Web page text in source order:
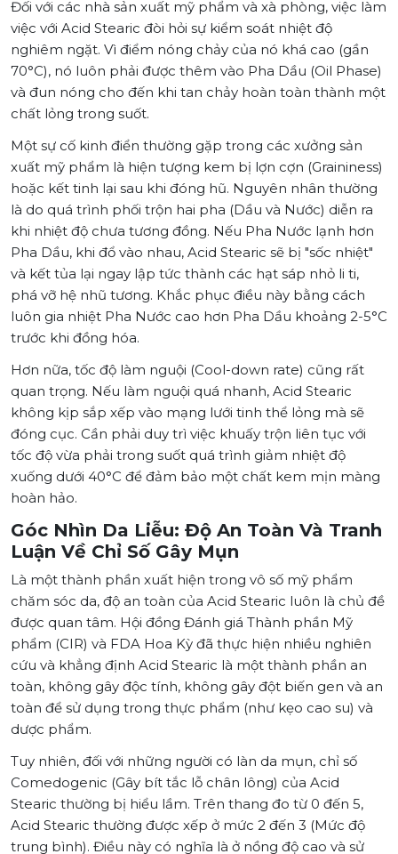
Đối với các nhà sản xuất mỹ phẩm và xà phòng, việc làm
việc với Acid Stearic đòi hỏi sự kiểm soát nhiệt độ
nghiêm ngặt. Vì điểm nóng chảy của nó khá cao (gần
70°C), nó luôn phải được thêm vào Pha Dầu (Oil Phase)
và đun nóng cho đến khi tan chảy hoàn toàn thành một
chất lỏng trong suốt.
Một sự cố kinh điển thường gặp trong các xưởng sản
xuất mỹ phẩm là hiện tượng kem bị lợn cợn (Graininess)
hoặc kết tinh lại sau khi đóng hũ. Nguyên nhân thường
là do quá trình phối trộn hai pha (Dầu và Nước) diễn ra
khi nhiệt độ chưa tương đồng. Nếu Pha Nước lạnh hơn
Pha Dầu, khi đổ vào nhau, Acid Stearic sẽ bị "sốc nhiệt"
và kết tủa lại ngay lập tức thành các hạt sáp nhỏ li ti,
phá vỡ hệ nhũ tương. Khắc phục điều này bằng cách
luôn gia nhiệt Pha Nước cao hơn Pha Dầu khoảng 2-5°C
trước khi đồng hóa.
Hơn nữa, tốc độ làm nguội (Cool-down rate) cũng rất
quan trọng. Nếu làm nguội quá nhanh, Acid Stearic
không kịp sắp xếp vào mạng lưới tinh thể lỏng mà sẽ
đóng cục. Cần phải duy trì việc khuấy trộn liên tục với
tốc độ vừa phải trong suốt quá trình giảm nhiệt độ
xuống dưới 40°C để đảm bảo một chất kem mịn màng
hoàn hảo.
Góc Nhìn Da Liễu: Độ An Toàn Và Tranh
Luận Về Chỉ Số Gây Mụn
Là một thành phần xuất hiện trong vô số mỹ phẩm
chăm sóc da, độ an toàn của Acid Stearic luôn là chủ đề
được quan tâm. Hội đồng Đánh giá Thành phần Mỹ
phẩm (CIR) và FDA Hoa Kỳ đã thực hiện nhiều nghiên
cứu và khẳng định Acid Stearic là một thành phần an
toàn, không gây độc tính, không gây đột biến gen và an
toàn để sử dụng trong thực phẩm (như kẹo cao su) và
dược phẩm.
Tuy nhiên, đối với những người có làn da mụn, chỉ số
Comedogenic (Gây bít tắc lỗ chân lông) của Acid
Stearic thường bị hiểu lầm. Trên thang đo từ 0 đến 5,
Acid Stearic thường được xếp ở mức 2 đến 3 (Mức độ
trung bình). Điều này có nghĩa là ở nồng độ cao và sử